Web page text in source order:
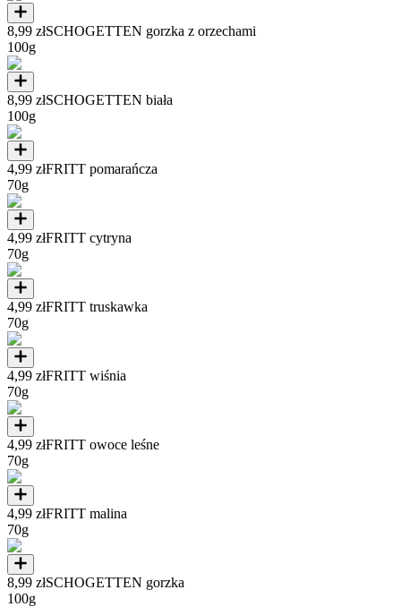
8,99 złSCHOGETTEN gorzka z orzechami
100g
8,99 złSCHOGETTEN biała
100g
4,99 złFRITT pomarańcza
70g
4,99 złFRITT cytryna
70g
4,99 złFRITT truskawka
70g
4,99 złFRITT wiśnia
70g
4,99 złFRITT owoce leśne
70g
4,99 złFRITT malina
70g
8,99 złSCHOGETTEN gorzka
100g